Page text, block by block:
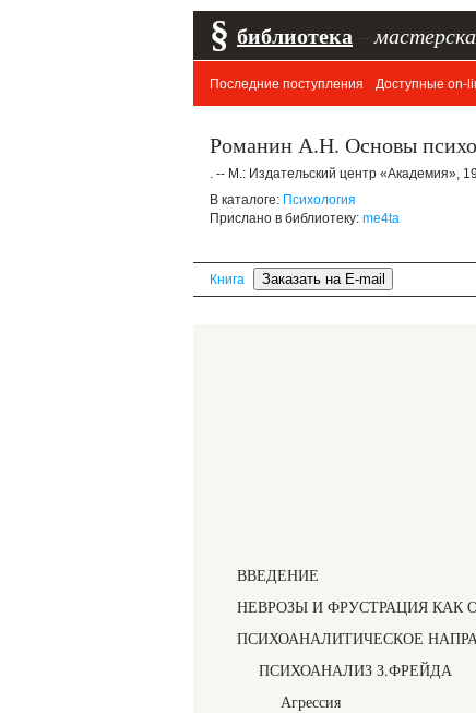
§ библиотека
Последние поступления Доступные on-
Романин А.Н. Основы
. -- М.: Издательский центр «Академия»,
В каталоге: Психология
Прислано в библиотеку: me4ta
Книга
ВВЕДЕНИЕ
НЕВРОЗЫ И ФРУСТРАЦИЯ КАК
ПСИХОАНАЛИТИЧЕСКОЕ
ПСИХОАНАЛИЗ З.ФРЕЙДА
Агрессия